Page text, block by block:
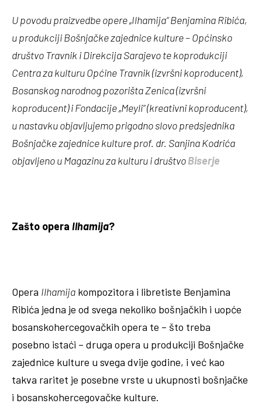
U povodu praizvedbe opere „Ilhamija“ Benjamina Ribića,
u produkciji Bošnjačke zajednice kulture– Općinsko
društvo Travnik i Direkcija Sarajevo te koprodukciji
Centra za kulturu Općine Travnik (izvršni koproducent),
Bosanskog narodnog pozorišta Zenica (izvršni
koproducent) i Fondacije „Meyli“ (kreativni koproducent),
u nastavku objavljujemo prigodno slovo predsjednika
Bošnjačke zajednice kulture prof. dr. Sanjina Kodrića
objavljeno u Magazinu za kulturu i društvoBiserje
Zašto opera Ilhamija?
Opera Ilhamija kompozitora i libretiste Benjamina
Ribića jedna je od svega nekoliko bošnjačkih i uopće
bosanskohercegovačkih opera te – što treba
posebno istaći – druga opera u produkciji Bošnjačke
zajednice kulture u svega dvije godine, i već kao
takva raritet je posebne vrste u ukupnosti bošnjačke
i bosanskohercegovačke kulture.